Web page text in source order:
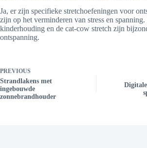
Ja, er zijn specifieke stretchoefeningen voor
zijn op het verminderen van stress en
kinderhouding en de cat-cow stretch zijn
ontspanning.
PREVIOUS
Strandlakens met
ingebouwde
zonnebrandhouder